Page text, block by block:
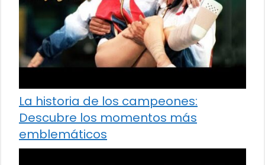
La historia de los campeones:
Descubre los momentos más
emblemáticos